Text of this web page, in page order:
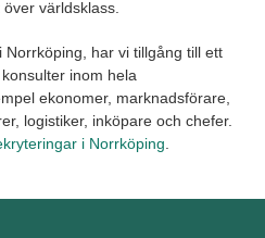
världsklass.
har vi tillgång till ett
inom hela
ekonomer, marknadsförare,
logistiker, inköpare och chefer.
i Norrköping